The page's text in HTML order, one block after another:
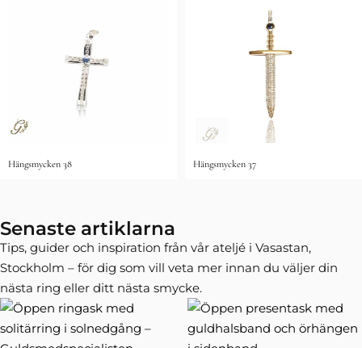
Hängsmycken 38 Hängsmycken 37
Senaste artiklarna
Tips, guider och inspiration från vår ateljé i Vasastan,
Stockholm – för dig som vill veta mer innan du väljer din
nästa ring eller ditt nästa smycke.